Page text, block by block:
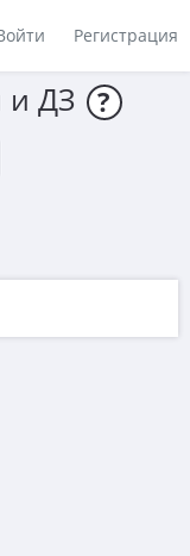
Регистрация
и ДЗ ?